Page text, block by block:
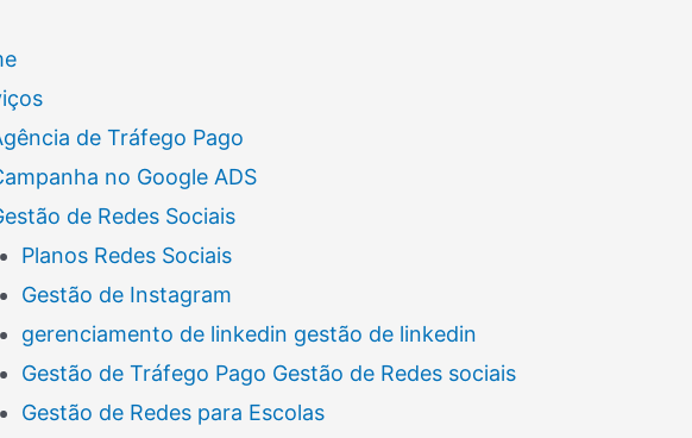
de Tráfego Pago
no Google ADS
de Redes Sociais
Planos Redes Sociais
Gestão de Instagram
gerenciamento de linkedin gestão de linkedin
Gestão de Tráfego Pago Gestão de Redes sociais
Gestão de Redes para Escolas